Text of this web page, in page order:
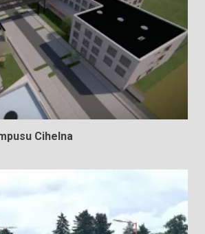
Cihelna